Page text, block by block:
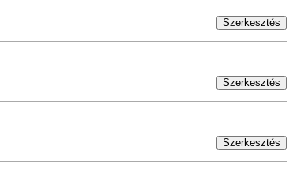
Szerkesztés
Szerkesztés
Szerkesztés